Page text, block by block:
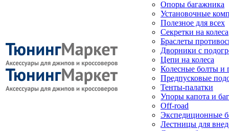
Опоры багажника
Установочные
Полезное для всех
Секретки на колеса
Браслеты
Дворники с
Цепи на колеса
Колесные болты и
Предпусковые
Тенты-палатки
Упоры капота и
Off-road
Экспедиционные
Лестницы для